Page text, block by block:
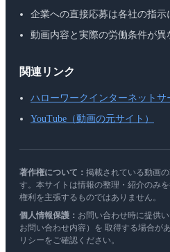
企業への直接応募は各社の指示
動画内容と実際の労働条件が異
関連リンク
ハローワークインターネットサ
YouTube（動画の元サイト）
著作権について： 掲載されている動画
す。本サイトは情報の整理・紹介のみ
権利を主張するものではありません。
個人情報保護： お問い合わせ時に提供
お問い合わせ内容）を 取得する場合が
リシーをご確認ください。